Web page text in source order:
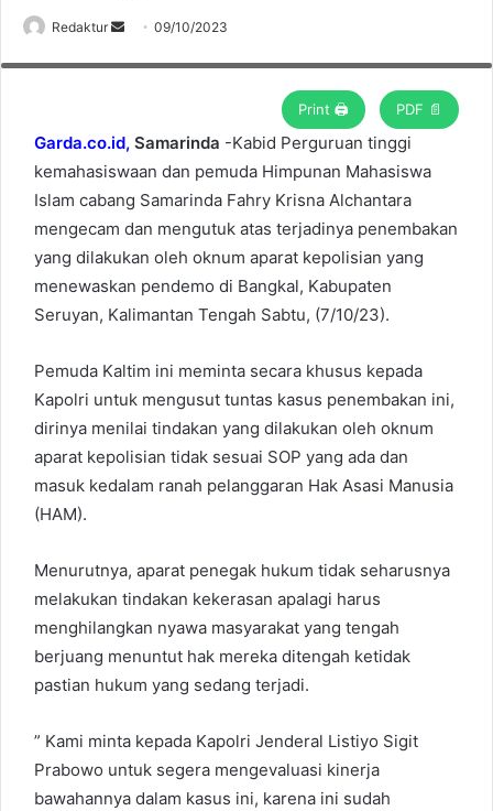
Redaktur
a
m
a
i
l
09/10/2023
Kabid Perguruan tinggi kemahasiswaan dan pemuda Himpunan
Print 🖨 PDF 📄
Garda.co.id, Samarinda -Kabid Perguruan tinggi
kemahasiswaan dan pemuda Himpunan Mahasiswa
Islam cabang Samarinda Fahry Krisna Alchantara
mengecam dan mengutuk atas terjadinya penembakan
yang dilakukan oleh oknum aparat kepolisian yang
menewaskan pendemo di Bangkal, Kabupaten
Seruyan, Kalimantan Tengah Sabtu, (7/10/23).
Pemuda Kaltim ini meminta secara khusus kepada
Kapolri untuk mengusut tuntas kasus penembakan ini,
dirinya menilai tindakan yang dilakukan oleh oknum
aparat kepolisian tidak sesuai SOP yang ada dan
masuk kedalam ranah pelanggaran Hak Asasi Manusia
(HAM).
Menurutnya, aparat penegak hukum tidak seharusnya
melakukan tindakan kekerasan apalagi harus
menghilangkan nyawa masyarakat yang tengah
berjuang menuntut hak mereka ditengah ketidak
pastian hukum yang sedang terjadi.
” Kami minta kepada Kapolri Jenderal Listiyo Sigit
Prabowo untuk segera mengevaluasi kinerja
bawahannya dalam kasus ini, karena ini sudah